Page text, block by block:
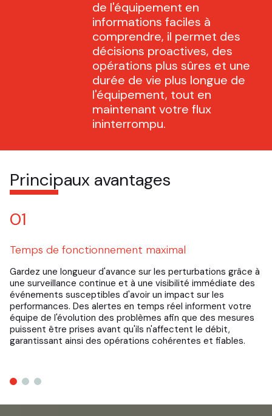
de l'équipement en
informations faciles à
comprendre, il permet des
décisions proactives, des
opérations plus sûres et une
durée de vie plus longue de
l'équipement, tout en
maintenant votre flux
ininterrompu.
Principaux avantages
01
Temps de fonctionnement maximal
Gardez une longueur d'avance sur les perturbations grâce à
une surveillance continue et à une visibilité immédiate des
événements susceptibles d'avoir un impact sur les
performances. Des alertes en temps réel informent votre
équipe de l'évolution des problèmes afin que des mesures
puissent être prises avant qu'ils n'affectent le débit,
garantissant ainsi des opérations cohérentes et fiables.